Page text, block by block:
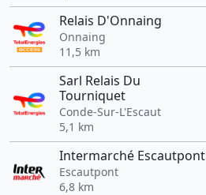
Relais D'Onnaing
Onnaing
11,5 km
Sarl Relais Du
Tourniquet
Conde-Sur-L'Escaut
5,1 km
Intermarché Escautpont
Escautpont
6,8 km